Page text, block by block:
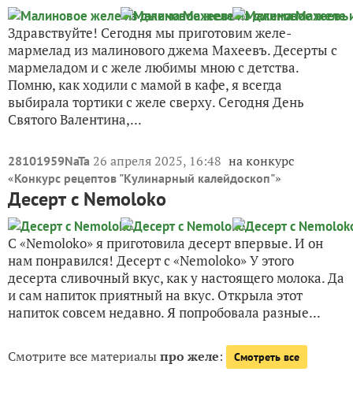
Здравствуйте! Сегодня мы приготовим желе-
мармелад из малинового джема Махеевъ. Десерты с
мармеладом и с желе любимы мною с детства.
Помню, как ходили с мамой в кафе, я всегда
выбирала тортики с желе сверху. Сегодня День
Святого Валентина,...
28101959NaTa 26 апреля 2025, 16:48 на конкурс
«Конкурс рецептов "Кулинарный калейдоскоп"»
Десерт с Nemoloko
С «Nemoloko» я приготовила десерт впервые. И он
нам понравился! Десерт с «Nemoloko» У этого
десерта сливочный вкус, как у настоящего молока. Да
и сам напиток приятный на вкус. Открыла этот
напиток совсем недавно. Я попробовала разные...
Смотрите все материалыпро желе: Смотреть все